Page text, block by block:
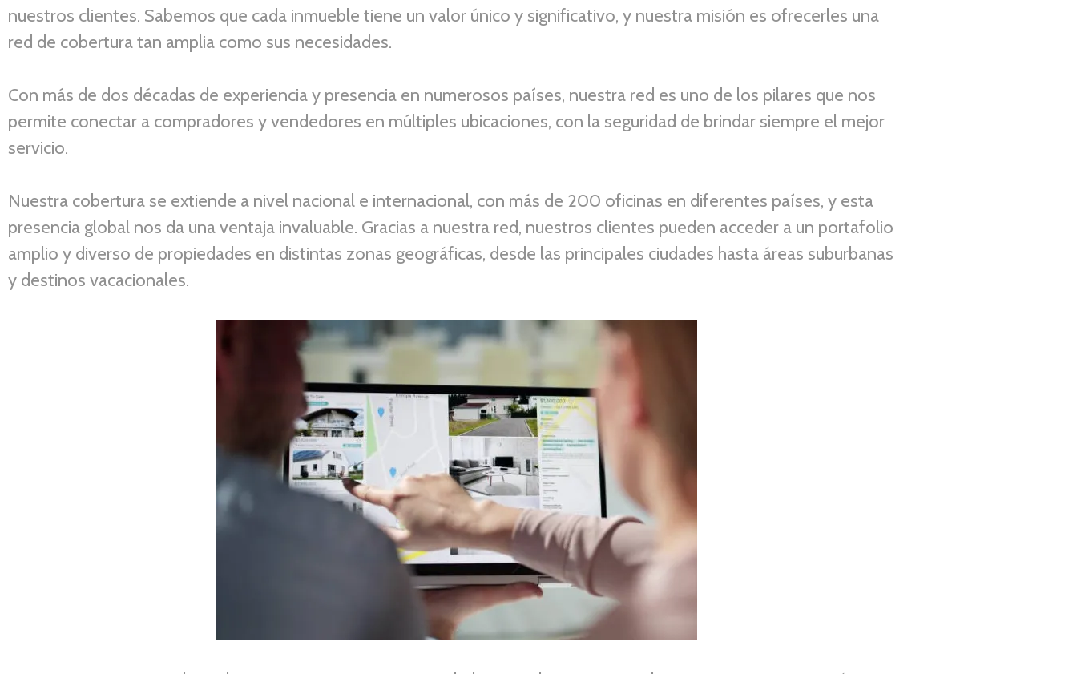
nuestros clientes. Sabemos que cada inmueble tiene un valor único y significativo, y nuestra misión es ofrecerles una
red de cobertura tan amplia como sus necesidades.
Con más de dos décadas de experiencia y presencia en numerosos países, nuestra red es uno de los pilares que nos
permite conectar a compradores y vendedores en múltiples ubicaciones, con la seguridad de brindar siempre el mejor
servicio.
Nuestra cobertura se extiende a nivel nacional e internacional, con más de 200 oficinas en diferentes países, y esta
presencia global nos da una ventaja invaluable. Gracias a nuestra red, nuestros clientes pueden acceder a un portafolio
amplio y diverso de propiedades en distintas zonas geográficas, desde las principales ciudades hasta áreas suburbanas
y destinos vacacionales.